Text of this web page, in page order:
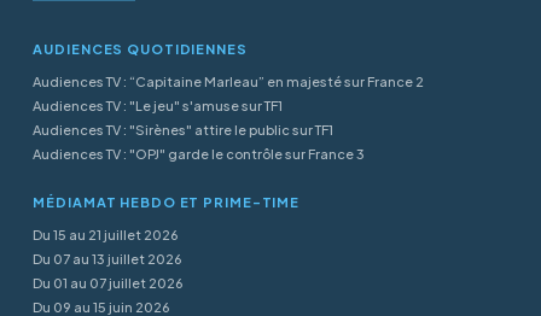
AUDIENCES QUOTIDIENNES
Audiences TV : “Capitaine Marleau” en majesté sur France 2
Audiences TV : "Le jeu" s'amuse sur TF1
Audiences TV : "Sirènes" attire le public sur TF1
Audiences TV : "OPJ" garde le contrôle sur France 3
MÉDIAMAT HEBDO ET PRIME-TIME
Du 15 au 21 juillet 2026
Du 07 au 13 juillet 2026
Du 01 au 07 juillet 2026
Du 09 au 15 juin 2026